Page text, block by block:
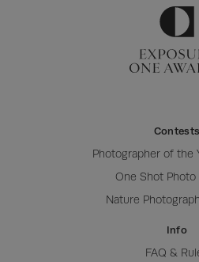
Contests
Photographer of the
One Shot
Nature
Info
FAQ &